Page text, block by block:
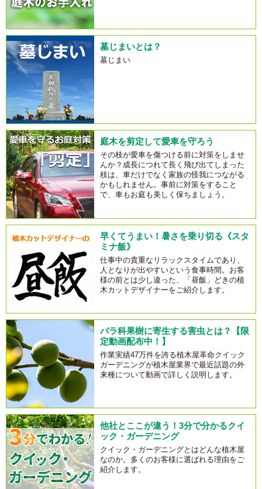
墓じまいとは？
墓じまい
庭木を剪定して愛車を守ろう
その枝が愛車を傷つける前に対策をしませ
んか？成長につれて長く飛び出てしまった
枝は、車だけでなく家族の怪我につながる
かもしれません。事前に対策をすること
で、車もお庭も美しく保ちましょう。
早くてうまい！暑さを乗り切る《スタ
ミナ飯》
仕事中の貴重なリラックスタイムであり、
人となりが出やすいという食事時間。お客
様の前とは少し違った、「昼飯」どきの植
木カットデザイナーをご紹介します。
バラ科果樹に寄生する害虫とは？【限
定動画配布中！】
作業実績47万件を誇る植木屋革命クイック
ガーデニングが植木屋業界で最近話題の外
来種について動画で詳しく説明します。
他社とここが違う！3分で分かるクイ
ック・ガーデニング
クイック・ガーデニングとはどんな植木屋
なのか。多くのお客様に選ばれる理由をご
紹介します。